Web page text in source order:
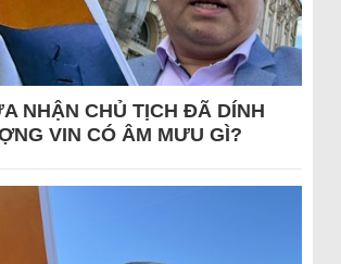
NHẬN CHỦ TỊCH ĐÃ DÍNH
VIN CÓ ÂM MƯU GÌ?